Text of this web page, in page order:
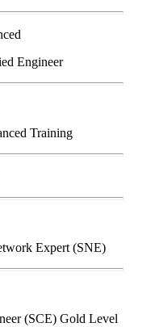
Engineer
Training
Expert (SNE)
(SCE) Gold Level